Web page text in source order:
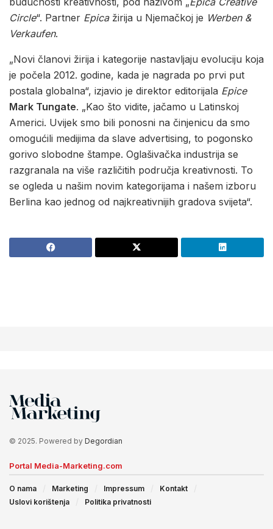
Circle“. Partner Epicažirija u Njemačkoj je Werben &
Verkaufen.
„Novi članovi žirija i kategorije nastavljaju evoluciju koja
je počela 2012. godine, kada je nagrada po prvi put
postala globalna“, izjavio je direktor editorijala Epice
Mark Tungate. „Kao što vidite, jačamo u Latinskoj
Americi. Uvijek smo bili ponosni na činjenicu da smo
omogućili medijima da slave advertising, to pogonsko
gorivo slobodne štampe. Oglašivačka industrija se
razgranala na više različitih područja kreativnosti. To
se ogleda u našim novim kategorijama i našem izboru
Berlina kao jednog od najkreativnijih gradova svijeta“.
© 2025. Powered by Degordian
Portal Media-Marketing.com
O nama Marketing Impressum
Kontakt
Uslovi korištenja
Politika privatnosti